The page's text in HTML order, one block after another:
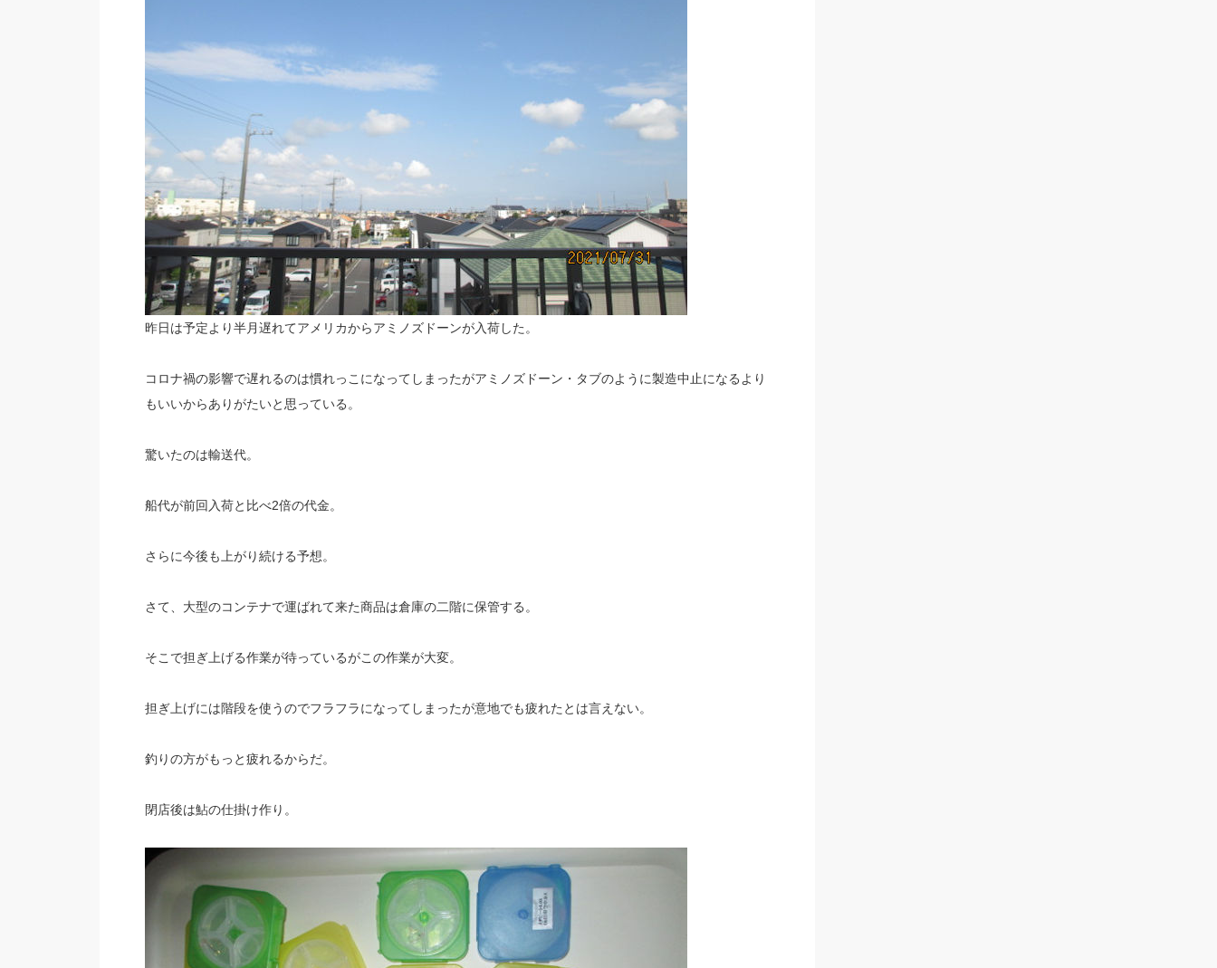
昨日は予定より半月遅れてアメリカからアミノズドーンが入荷した。
コロナ禍の影響で遅れるのは慣れっこになってしまったがアミノズドーン・タブのように製造中止になるより
もいいからありがたいと思っている。
驚いたのは輸送代。
船代が前回入荷と比べ2倍の代金。
さらに今後も上がり続ける予想。
さて、大型のコンテナで運ばれて来た商品は倉庫の二階に保管する。
そこで担ぎ上げる作業が待っているがこの作業が大変。
担ぎ上げには階段を使うのでフラフラになってしまったが意地でも疲れたとは言えない。
釣りの方がもっと疲れるからだ。
閉店後は鮎の仕掛け作り。